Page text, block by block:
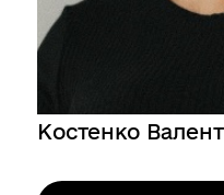
Костенко